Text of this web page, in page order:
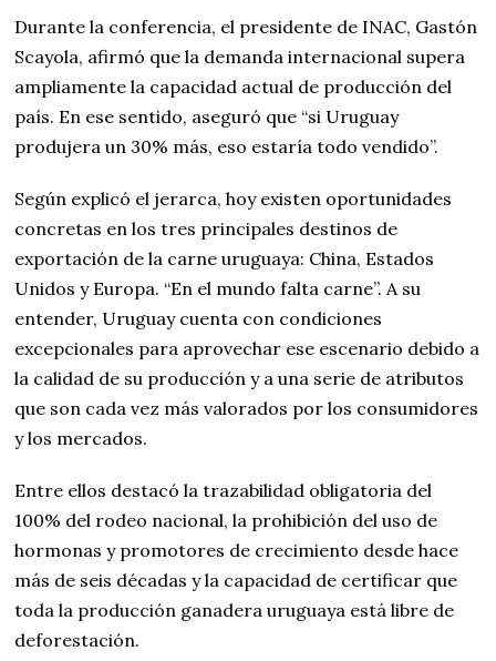
Durante la conferencia, el presidente de INAC, Gastón
Scayola, afirmó que la demanda internacional supera
ampliamente la capacidad actual de producción del
país. En ese sentido, aseguró que “si Uruguay
produjera un 30% más, eso estaría todo vendido”.
Según explicó el jerarca, hoy existen oportunidades
concretas en los tres principales destinos de
exportación de la carne uruguaya: China, Estados
Unidos y Europa. “En el mundo falta carne”. A su
entender, Uruguay cuenta con condiciones
excepcionales para aprovechar ese escenario debido a
la calidad de su producción y a una serie de atributos
que son cada vez más valorados por los consumidores
y los mercados.
Entre ellos destacó la trazabilidad obligatoria del
100% del rodeo nacional, la prohibición del uso de
hormonas y promotores de crecimiento desde hace
más de seis décadas y la capacidad de certificar que
toda la producción ganadera uruguaya está libre de
deforestación.